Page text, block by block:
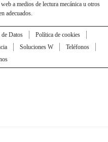
a medios de lectura mecánica u otros
adecuados.
Datos
Política de cookies
Soluciones W
Teléfonos